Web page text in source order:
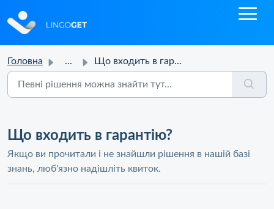
Головна ... Що входить в гарантію?
Що входить в гарантію?
Якщо ви прочитали і не знайшли рішення в нашій базі
знань, люб'язно надішліть квиток.